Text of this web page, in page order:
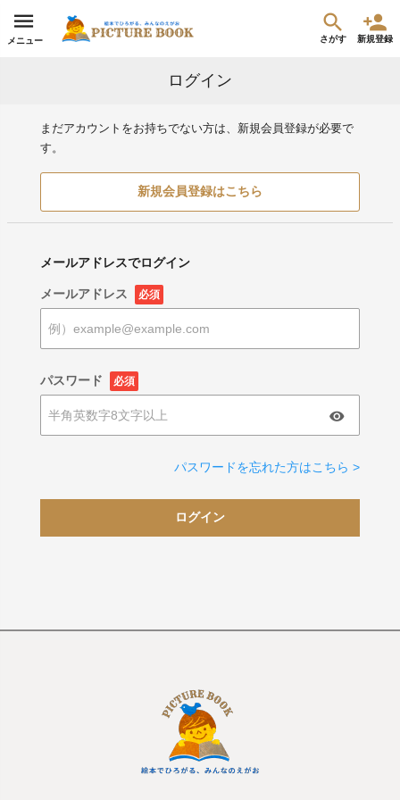
メニュー さがす 新規登録
ログイン
まだアカウントをお持ちでない方は、新規会員登録が必要で
す。
新規会員登録はこちら
メールアドレスでログイン
メールアドレス 必須
パスワード 必須
パスワードを忘れた方はこちら >
ログイン